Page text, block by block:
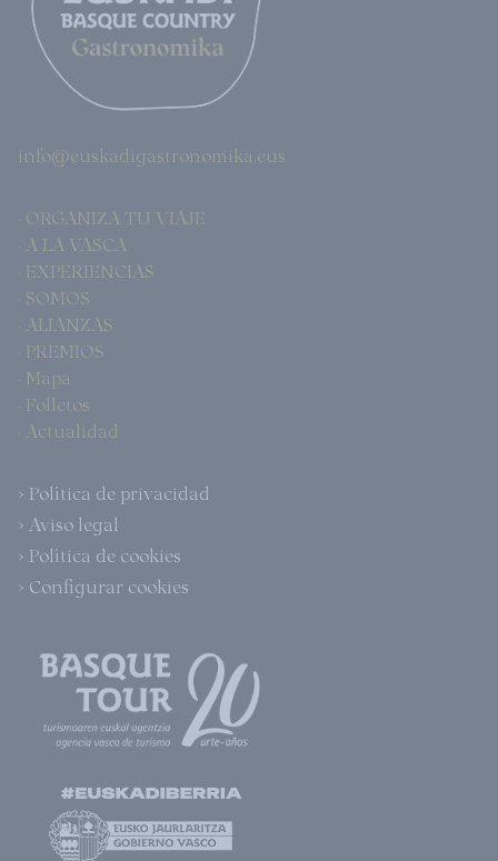
info@euskadigastronomika.eus
· ORGANIZA TU VIAJE
· A LA VASCA
· EXPERIENCIAS
· SOMOS
· ALIANZAS
· PREMIOS
· Mapa
· Folletos
· Actualidad
> Política de privacidad
> Aviso legal
> Política de cookies
> Configurar cookies